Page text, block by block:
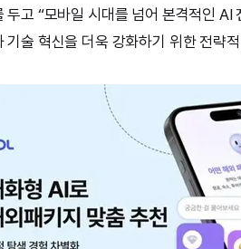
두고 “모바일 시대를 넘어 본격적인
기술 혁신을 더욱 강화하기 위한 전략